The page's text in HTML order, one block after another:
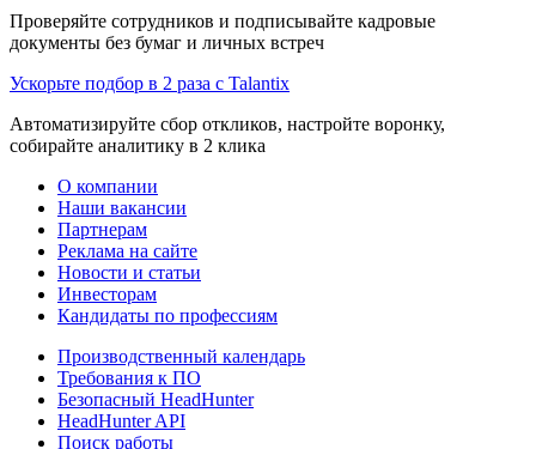
Проверяйте сотрудников и подписывайте кадровые
документы без бумаг и личных встреч
Ускорьте подбор в 2 раза с Talantix
Автоматизируйте сбор откликов, настройте воронку,
собирайте аналитику в 2 клика
О компании
Наши вакансии
Партнерам
Реклама на сайте
Новости и статьи
Инвесторам
Кандидаты по профессиям
Производственный календарь
Требования к ПО
Безопасный HeadHunter
HeadHunter API
Поиск работы